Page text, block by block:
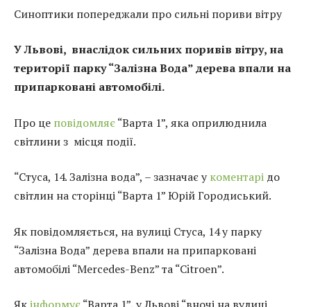
Синоптики попереджали про сильні пориви вітру
У Львові, внаслідок сильних поривів вітру, на
території парку “Залізна Вода” дерева впали на
припарковані автомобілі.
Про це повідомляє“Варта 1”, яка оприлюднила
світлини з місця події.
“Стуса, 14. Залізна вода”, – зазначає у коментарі до
світлин на сторінці “Варта 1” Юрій Городиський.
Як повідомляється, на вулиці Стуса, 14 у парку
“Залізна Вода” дерева впали на припарковані
автомобілі “Mercedes-Benz” та “Citroen”.